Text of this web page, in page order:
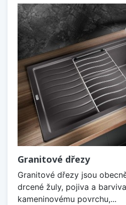
Granitové dřezy
Granitové dřezy jsou
drcené žuly, pojiva a
kameninovému povrchu,...